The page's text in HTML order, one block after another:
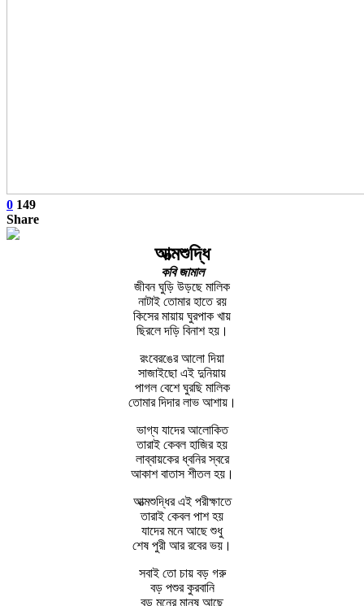
0 149
Share
আত্মশুদ্ধি
কবি জামাল
জীবন ঘুড়ি উড়ছে মালিক
নাটাই তোমার হাতে রয়
কিসের মায়ায় ঘুরপাক খায়
ছিরলে দড়ি বিনাশ হয়।
রংবেরঙের আলো দিয়া
সাজাইছো এই দুনিয়ায়
পাগল বেশে ঘুরছি মালিক
তোমার দিদার লাভ আশায়।
ভাগ্য যাদের আলোকিত
তারাই কেবল হাজির হয়
লাব্বায়কের ধ্বনির স্বরে
আকাশ বাতাস শীতল হয়।
আত্মশুদ্ধির এই পরীক্ষাতে
তারাই কেবল পাশ হয়
যাদের মনে আছে শুধু
শেষ পুরী আর রবের ভয়।
সবাই তো চায় বড় গরু
বড় পশুর কুরবানি
বড় মনের মানুষ আছে